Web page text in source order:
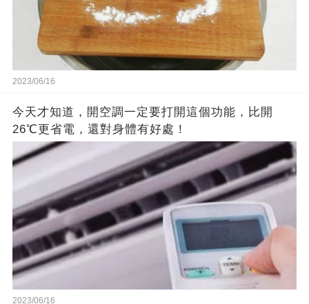
2023/06/16
今天才知道，開空調一定要打開這個功能，比開
26℃更省電，還對身體有好處！
2023/06/16